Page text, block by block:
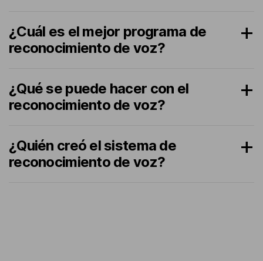
¿Cuál es el mejor programa de
reconocimiento de voz?
¿Qué se puede hacer con el
reconocimiento de voz?
¿Quién creó el sistema de
reconocimiento de voz?